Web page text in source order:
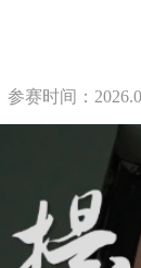
参赛时间：